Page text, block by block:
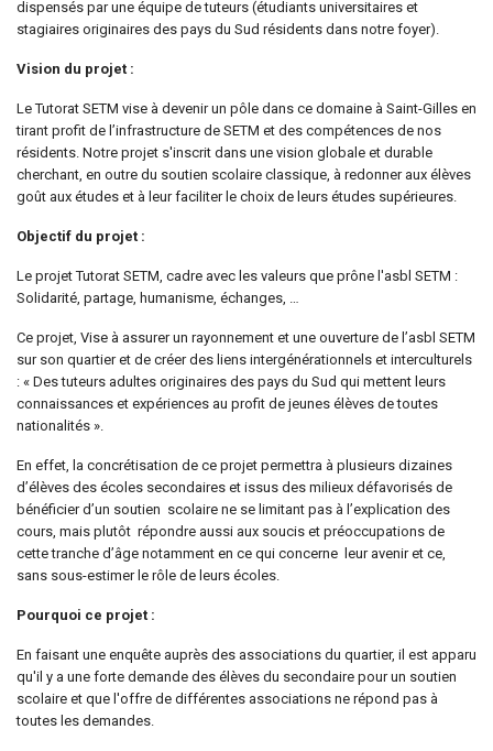
dispensés par une équipe de tuteurs (étudiants universitaires et
stagiaires originaires des pays du Sud résidents dans notre foyer).
Vision du projet :
Le Tutorat SETM vise à devenir un pôle dans ce domaine à Saint-Gilles en
tirant profit de l’infrastructure de SETM et des compétences de nos
résidents. Notre projet s'inscrit dans une vision globale et durable
cherchant, en outre du soutien scolaire classique, à redonner aux élèves
goût aux études et à leur faciliter le choix de leurs études supérieures.
Objectif du projet :
Le projet Tutorat SETM, cadre avec les valeurs que prône l'asbl SETM :
Solidarité, partage, humanisme, échanges, …
Ce projet, Vise à assurer un rayonnement et une ouverture de l’asbl SETM
sur son quartier et de créer des liens intergénérationnels et interculturels
: « Des tuteurs adultes originaires des pays du Sud qui mettent leurs
connaissances et expériences au profit de jeunes élèves de toutes
nationalités ».
En effet, la concrétisation de ce projet permettra à plusieurs dizaines
d’élèves des écoles secondaires et issus des milieux défavorisés de
bénéficier d’un soutien scolaire ne se limitant pas à l’explication des
cours, mais plutôt répondre aussi aux soucis et préoccupations de
cette tranche d’âge notamment en ce qui concerne leur avenir et ce,
sans sous-estimer le rôle de leurs écoles.
Pourquoi ce projet :
En faisant une enquête auprès des associations du quartier, il est apparu
qu'il y a une forte demande des élèves du secondaire pour un soutien
scolaire et que l'offre de différentes associations ne répond pas à
toutes les demandes.